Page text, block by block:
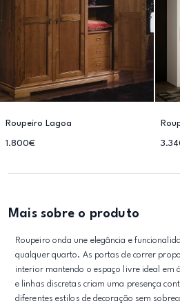
Roupeiro Lagoa
1.800€
Mais sobre o produto
Roupeiro onda une elegância e
qualquer quarto. As portas de correr
interior mantendo o espaço livre ideal em
e linhas discretas criam uma presença
diferentes estilos de decoração sem